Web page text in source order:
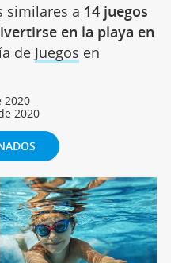
similares a 14 juegos
en la playa en
de Juegos en
2020
2020